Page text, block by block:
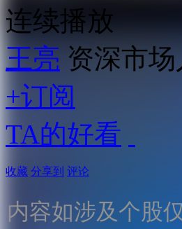
连续播放
王亮 资深市
+订阅
TA的好看
收藏 分享到 评论
内容如涉及个股